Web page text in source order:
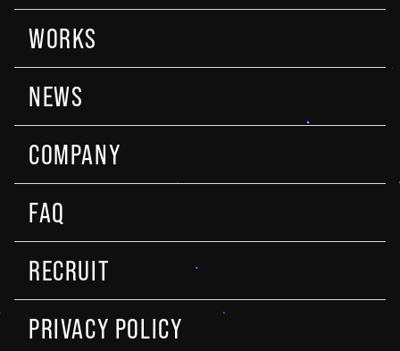
WORKS
NEWS
COMPANY
FAQ
RECRUIT
PRIVACY POLICY